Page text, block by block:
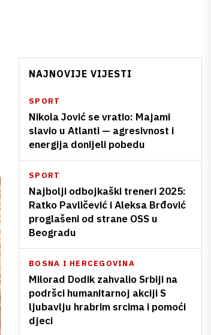
NAJNOVIJE VIJESTI
SPORT
Nikola Jović se vratio: Majami
slavio u Atlanti — agresivnost i
energija donijeli pobedu
SPORT
Najbolji odbojkaški treneri 2025:
Ratko Pavličević i Aleksa Brđović
proglašeni od strane OSS u
Beogradu
BOSNA I HERCEGOVINA
Milorad Dodik zahvalio Srbiji na
podršci humanitarnoj akciji S
ljubavlju hrabrim srcima i pomoći
djeci